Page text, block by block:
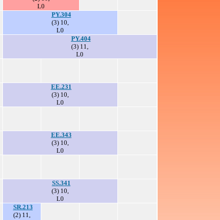
L0
PY.304
(3) 10,
L0
PY.404
(3) 11,
L0
EE.231
(3) 10,
L0
EE.343
(3) 10,
L0
SS.341
(3) 10,
L0
SR.213
(2) 11,